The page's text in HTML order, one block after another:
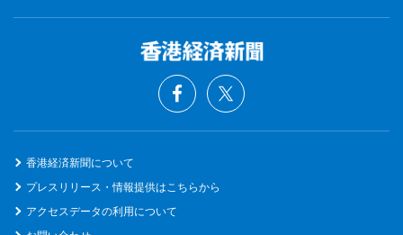
香港経済新聞について
プレスリリース・情報提供はこちらから
アクセスデータの利用について